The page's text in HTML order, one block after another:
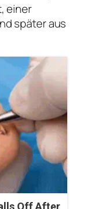
einer
später aus
Off After